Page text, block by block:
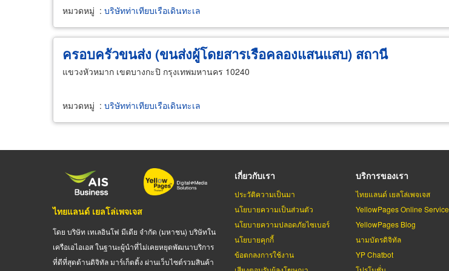
หมวดหมู่ : บริษัทท่าเทียบเรือเดินทะเล
ครอบครัวขนส่ง (ขนส่งผู้โดยสารเรือคลองแสนแสบ) สถานี
แขวงหัวหมาก เขตบางกะปิ กรุงเทพมหานคร 10240
หมวดหมู่ : บริษัทท่าเทียบเรือเดินทะเล
ไทยแลนด์ เยลโล่เพจเจส
โดย บริษัท เทเลอินโฟ มีเดีย จำกัด (มหาชน) บริษัทใน
เครือเอไอเอส ในฐานะผู้นำที่ไม่เคยหยุดพัฒนาบริการ
ที่ดีที่สุดด้านดิจิทัล มาร์เก็ตติ้ง ผ่านเว็บไซต์รวมสินค้า
เกี่ยวกับเรา
ประวัติความเป็นมา
นโยบายความเป็นส่วนตัว
นโยบายความปลอดภัยไซเบอร์
นโยบายคุกกี้
ข้อตกลงการใช้งาน
บริการของเรา
ไทยแลนด์ เยลโล่เพจเจส
YellowPages Online Service
YellowPages Blog
นามบัตรดิจิทัล
YP Chatbot